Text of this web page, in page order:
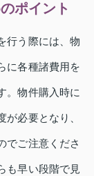
ポイント
行う際には、物
に各種諸費用を
。物件購入時に
必要となり、
でご注意くださ
も早い段階で見